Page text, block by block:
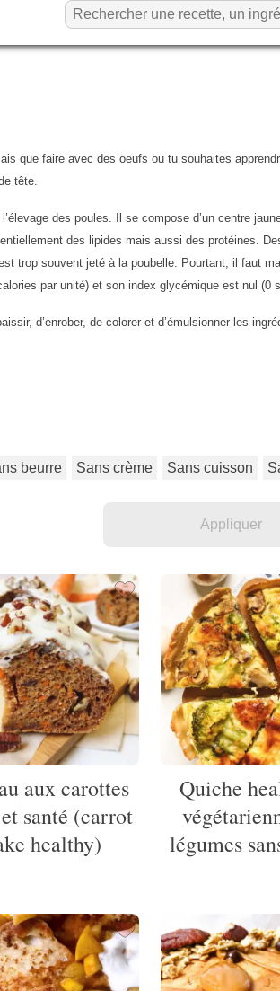
que faire avec des oeufs ou tu souhaites
tête.
des poules. Il se compose d’un centre
des lipides mais aussi des protéines.
trop souvent jeté à la poubelle. Pourtant, il faut
par unité) et son index glycémique est nul (0
d’enrober, de colorer et d’émulsionner les
beurre Sans crème Sans cuisson
aux carottes
santé (carrot
healthy)
Quiche
légumes